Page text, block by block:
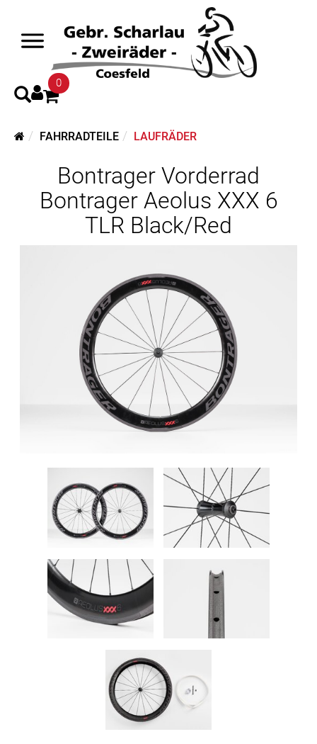
0
FAHRRADTEILE LAUFRÄDER
Bontrager Vorderrad
Bontrager Aeolus XXX 6
TLR Black/Red